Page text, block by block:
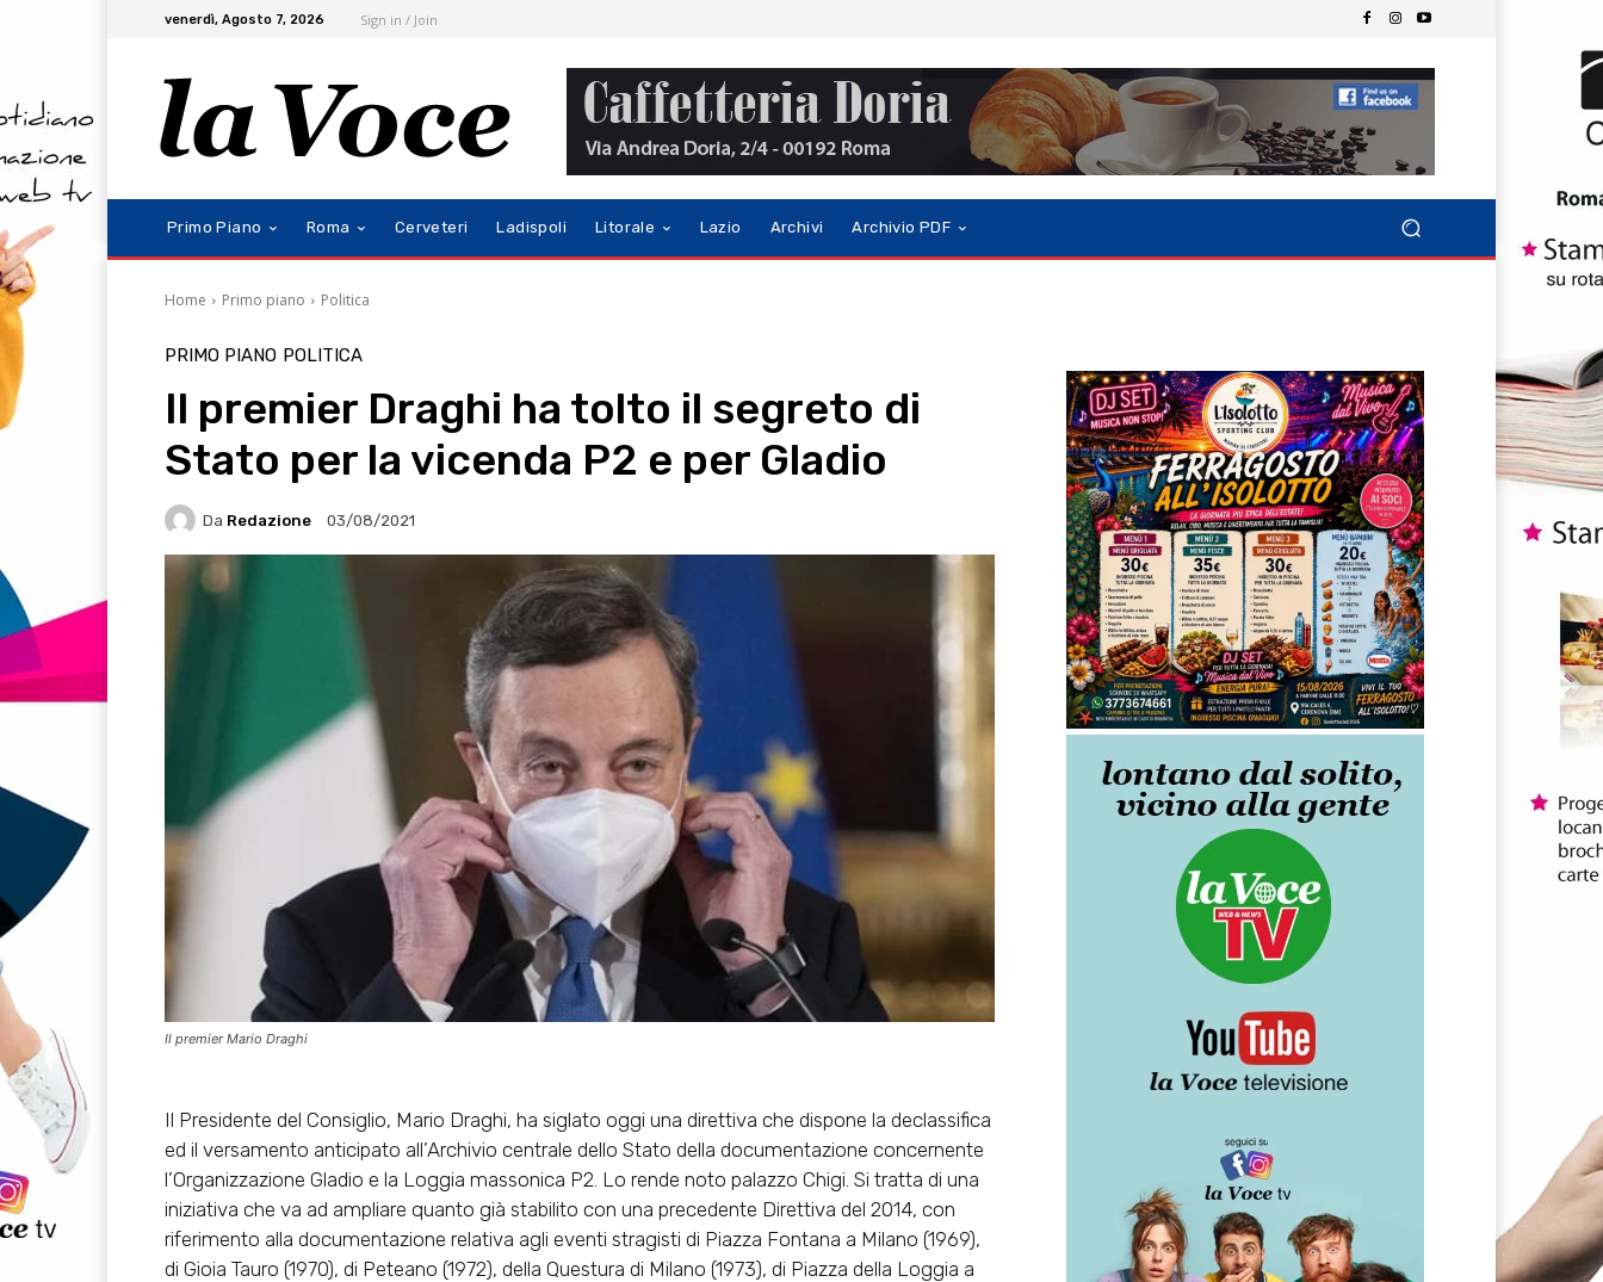
venerdì, Agosto 7, 2026 Sign in / Join
Primo Piano Roma Cerveteri Ladispoli Litorale Lazio Archivi Archivio PDF
Home Primo piano Politica
PRIMO PIANO POLITICA
Il premier Draghi ha tolto il segreto di
Stato per la vicenda P2 e per Gladio
Da Redazione 03/08/2021
Il premier Mario Draghi
Il Presidente del Consiglio, Mario Draghi, ha siglato oggi una direttiva che dispone la declassifica
ed il versamento anticipato all’Archivio centrale dello Stato della documentazione concernente
l’Organizzazione Gladio e la Loggia massonica P2. Lo rende noto palazzo Chigi. Si tratta di una
iniziativa che va ad ampliare quanto già stabilito con una precedente Direttiva del 2014, con
riferimento alla documentazione relativa agli eventi stragisti di Piazza Fontana a Milano (1969),
di Gioia Tauro (1970), di Peteano (1972), della Questura di Milano (1973), di Piazza della Loggia a